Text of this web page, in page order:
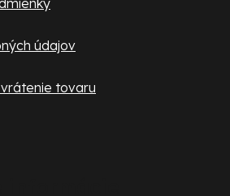
údajov
tovaru